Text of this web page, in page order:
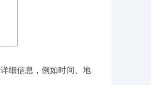
细信息，例如时间、地